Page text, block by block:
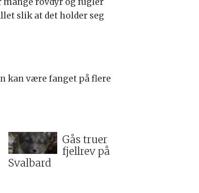
slik at det holder seg
kan være fanget på flere
Gås truer
fjellrev på
Svalbard